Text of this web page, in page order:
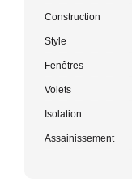
Construction
Style
Fenêtres
Volets
Isolation
Assainissement